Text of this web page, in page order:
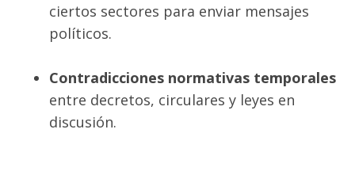
ciertos sectores para enviar mensajes
políticos.
Contradicciones normativas temporales
entre decretos, circulares y leyes en
discusión.